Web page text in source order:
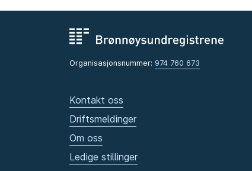
Organisasjonsnummer: 974 760 673
Kontakt oss
Driftsmeldinger
Om oss
Ledige stillinger